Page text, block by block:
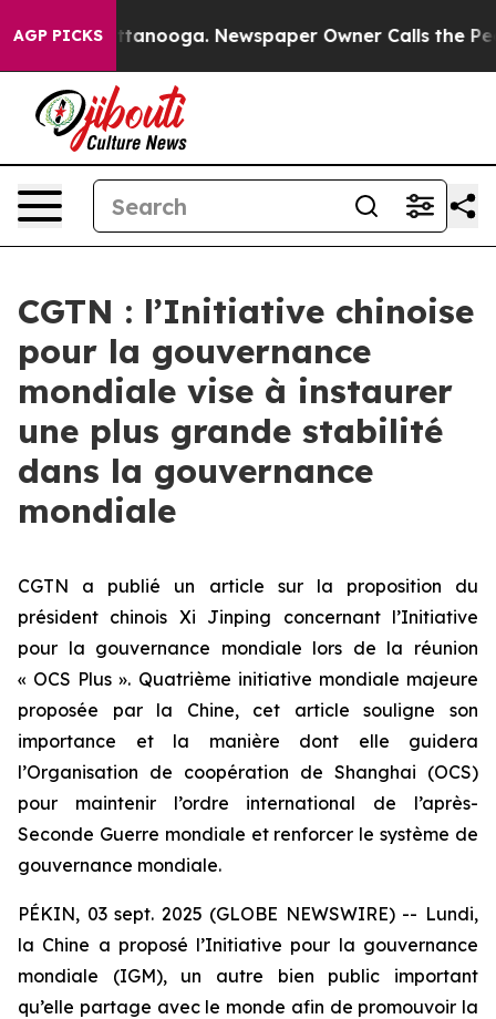
AGP PICKS
in Chattanooga. Newspaper Owner Calls the
CGTN : l’Initiative chinoise
pour la gouvernance
mondiale vise à instaurer
une plus grande stabilité
dans la gouvernance
mondiale
CGTN a publié un article sur la proposition du
président chinois Xi Jinping concernant l’Initiative
pour la gouvernance mondiale lors de la réunion
« OCS Plus ». Quatrième initiative mondiale majeure
proposée par la Chine, cet article souligne son
importance et la manière dont elle guidera
l’Organisation de coopération de Shanghai (OCS)
pour maintenir l’ordre international de l’après-
Seconde Guerre mondiale et renforcer le système de
gouvernance mondiale.
PÉKIN, 03 sept. 2025 (GLOBE NEWSWIRE) -- Lundi,
la Chine a proposé l’Initiative pour la gouvernance
mondiale (IGM), un autre bien public important
qu’elle partage avec le monde afin de promouvoir la